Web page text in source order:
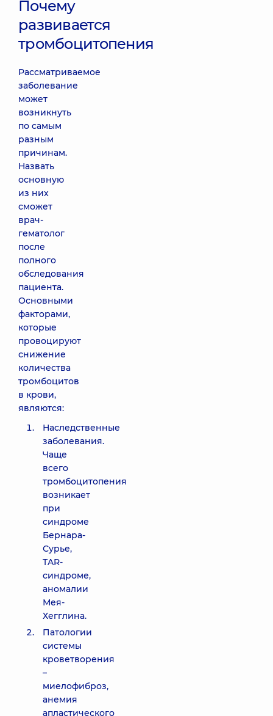
Почему
развивается
тромбоцитопения
Рассматриваемое
заболевание
может
возникнуть
по самым
разным
причинам.
Назвать
основную
из них
сможет
врач-
гематолог
после
полного
обследования
пациента.
Основными
факторами,
которые
провоцируют
снижение
количества
тромбоцитов
в крови,
являются:
Наследственные
заболевания.
Чаще
всего
тромбоцитопения
возникает
при
синдроме
Бернара-
Сурье,
TAR-
синдроме,
аномалии
Мея-
Хегглина.
Патологии
системы
кроветворения
–
миелофиброз,
анемия
апластического